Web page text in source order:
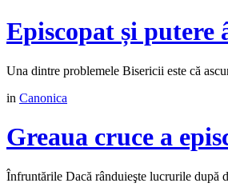
Episcopat și putere
Una dintre problemele Bisericii este că
in Canonica
Greaua cruce a
Înfruntările Dacă rânduieşte lucrurile după